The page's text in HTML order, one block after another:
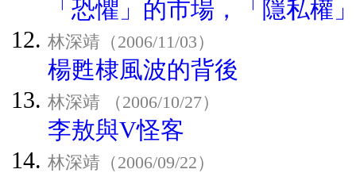
「恐懼」的市場，「隱私權
林深靖（2006/11/03）
楊甦棣風波的背後
林深靖 （2006/10/27）
李敖與V怪客
林深靖（2006/09/22）